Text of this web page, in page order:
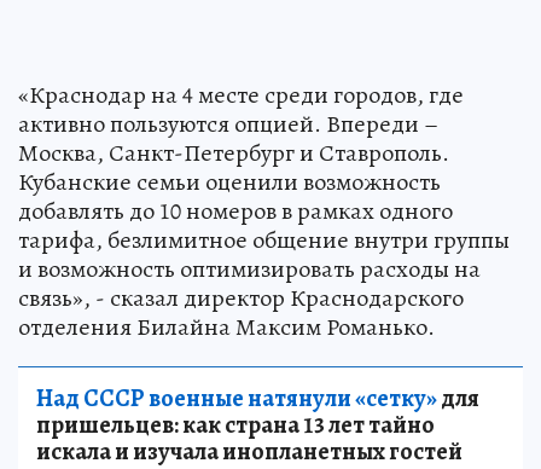
«Краснодар на 4 месте среди городов, где
активно пользуются опцией. Впереди –
Москва, Санкт-Петербург и Ставрополь.
Кубанские семьи оценили возможность
добавлять до 10 номеров в рамках одного
тарифа, безлимитное общение внутри группы
и возможность оптимизировать расходы на
связь», - сказал директор Краснодарского
отделения Билайна Максим Романько.
Над СССР военные натянули «сетку»для
пришельцев: как страна 13 лет тайно
искала и изучала инопланетных гостей